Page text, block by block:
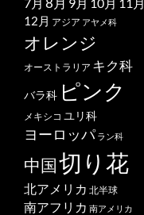
8月
12月 アジア アヤメ科
オレンジ
オーストラリア キク科
バラ科 ピンク
メキシコ ユリ科
ヨーロッパ ラン科
中国切り花
北アメリカ 北半球
南アフリカ 南アメリカ